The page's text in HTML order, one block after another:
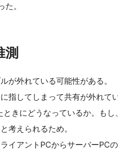
。
測
が外れている可能性がある。
指してしまって共有が外れてい
きにどうなっているか。も
考えられるため。
イアントPCからサーバーPC